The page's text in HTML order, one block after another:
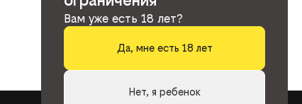
Вам уже есть 18 лет?
Да, мне есть 18 лет
Нет, я ребенок